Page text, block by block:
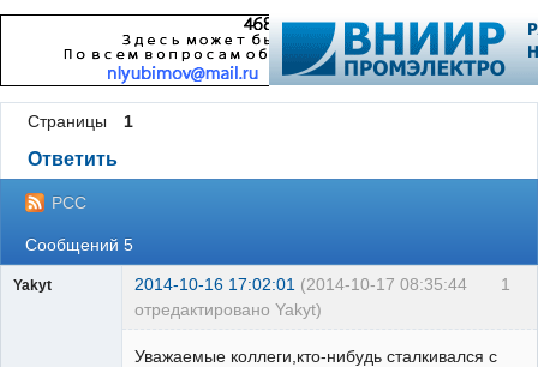
Страницы 1
Ответить
РСС
Сообщений 5
1
Yakyt 2014-10-16 17:02:01 (2014-10-17 08:35:44
отредактировано Yakyt)
Уважаемые коллеги,кто-нибудь сталкивался с